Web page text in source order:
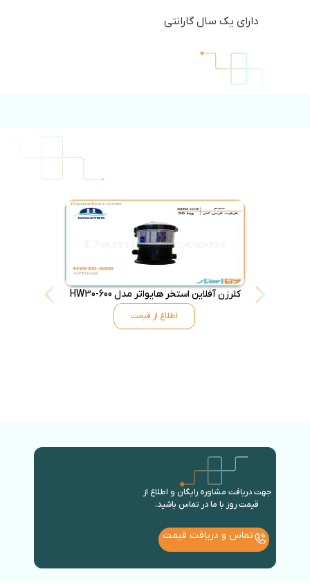
دارای یک سال گارانتی
کلرزن آفلاین استخر هایواتر مدل HW30-600
اطلاع از قیمت
جهت دریافت مشاوره رایگان و اطلاع از
قیمت روز با ما در تماس باشید.
تماس و دریافت قیمت